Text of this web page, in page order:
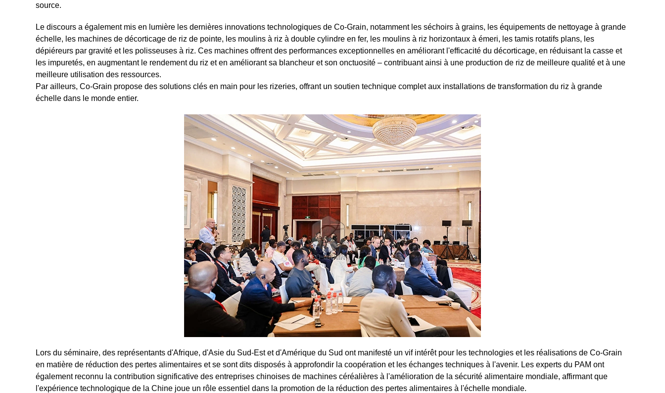
source.
Le discours a également mis en lumière les dernières innovations technologiques de Co-Grain, notamment les séchoirs à grains, les équipements de nettoyage à grande
échelle, les machines de décorticage de riz de pointe, les moulins à riz à double cylindre en fer, les moulins à riz horizontaux à émeri, les tamis rotatifs plans, les
dépiéreurs par gravité et les polisseuses à riz. Ces machines offrent des performances exceptionnelles en améliorant l'efficacité du décorticage, en réduisant la casse et
les impuretés, en augmentant le rendement du riz et en améliorant sa blancheur et son onctuosité – contribuant ainsi à une production de riz de meilleure qualité et à une
meilleure utilisation des ressources.
Par ailleurs, Co-Grain propose des solutions clés en main pour les rizeries, offrant un soutien technique complet aux installations de transformation du riz à grande
échelle dans le monde entier.
Lors du séminaire, des représentants d'Afrique, d'Asie du Sud-Est et d'Amérique du Sud ont manifesté un vif intérêt pour les technologies et les réalisations de Co-Grain
en matière de réduction des pertes alimentaires et se sont dits disposés à approfondir la coopération et les échanges techniques à l'avenir. Les experts du PAM ont
également reconnu la contribution significative des entreprises chinoises de machines céréalières à l'amélioration de la sécurité alimentaire mondiale, affirmant que
l'expérience technologique de la Chine joue un rôle essentiel dans la promotion de la réduction des pertes alimentaires à l'échelle mondiale.